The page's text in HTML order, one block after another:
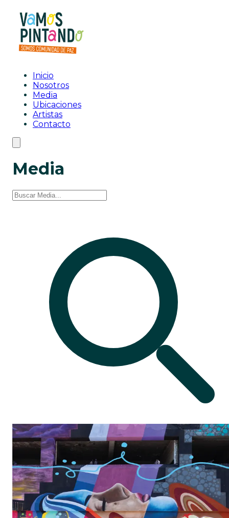
Inicio
Nosotros
Media
Ubicaciones
Artistas
Contacto
Media